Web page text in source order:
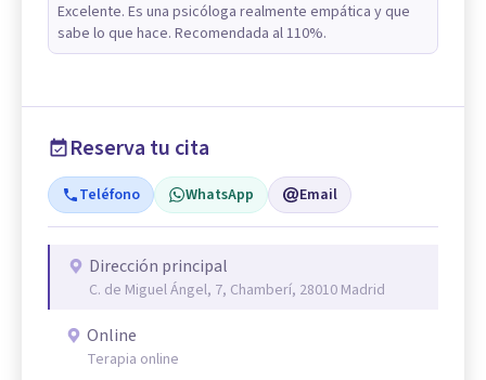
Excelente. Es una psicóloga realmente empática y que
sabe lo que hace. Recomendada al 110%.
Reserva tu cita
Teléfono WhatsApp Email
Dirección principal
C. de Miguel Ángel, 7, Chamberí, 28010 Madrid
Online
Terapia online